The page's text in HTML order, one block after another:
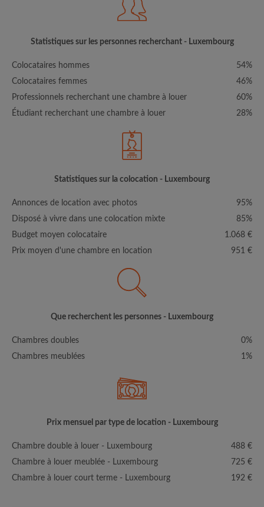
Statistiques sur les personnes recherchant - Luxembourg
Colocataires hommes
54%
Colocataires femmes
46%
Professionnels recherchant une chambre à louer
60%
Étudiant recherchant une chambre à louer
28%
Statistiques sur la colocation - Luxembourg
Annonces de location avec photos
95%
Disposé à vivre dans une colocation mixte
85%
Budget moyen colocataire
1.068 €
Prix moyen d'une chambre en location
951 €
Que recherchent les personnes - Luxembourg
Chambres doubles
0%
Chambres meublées
1%
Prix mensuel par type de location - Luxembourg
Chambre double à louer - Luxembourg
488 €
Chambre à louer meublée - Luxembourg
725 €
Chambre à louer court terme - Luxembourg
192 €